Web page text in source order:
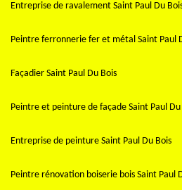
Entreprise de ravalement Saint Paul Du
Peintre ferronnerie fer et métal Saint Paul
Façadier Saint Paul Du Bois
Peintre et peinture de façade Saint Paul Du
Entreprise de peinture Saint Paul Du Bois
Peintre rénovation boiserie bois Saint Paul